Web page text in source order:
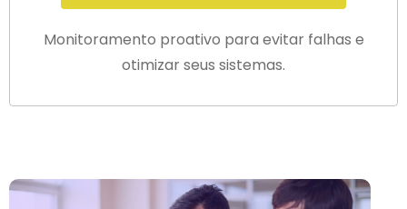
Monitoramento proativo para evitar falhas e
otimizar seus sistemas.